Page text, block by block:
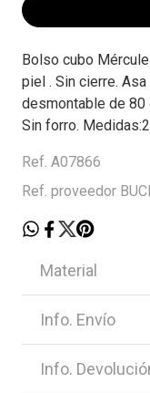
Bolso cubo
piel . Sin cierre.
desmontable de 80
Sin forro.
Ref. A07866
Ref. proveedor
Material
Info. Envío
Info.